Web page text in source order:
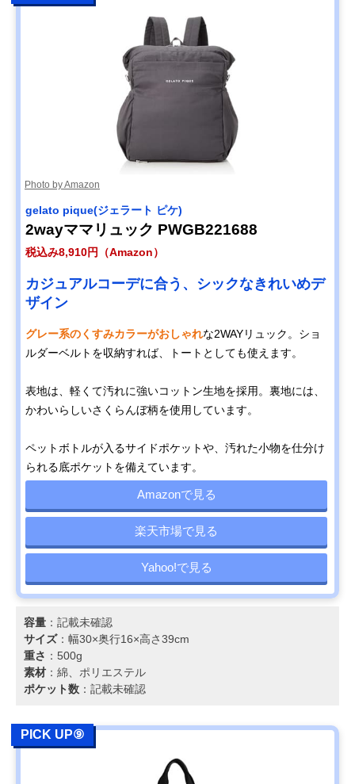
Photo by Amazon
gelato pique(ジェラート ピケ)
2wayママリュック PWGB221688
税込み8,910円（Amazon）
カジュアルコーデに合う、シックなきれいめデ
ザイン
グレー系のくすみカラーがおしゃれな2WAYリュック。ショ
ルダーベルトを収納すれば、トートとしても使えます。
表地は、軽くて汚れに強いコットン生地を採用。裏地には、
かわいらしいさくらんぼ柄を使用しています。
ペットボトルが入るサイドポケットや、汚れた小物を仕分け
られる底ポケットを備えています。
Amazonで見る
楽天市場で見る
Yahoo!で見る
容量 ：記載未確認
サイズ：幅30×奥行16×高さ39cm
重さ ：500g
素材 ：綿、ポリエステル
ポケット数 ：記載未確認
PICK UP⑨